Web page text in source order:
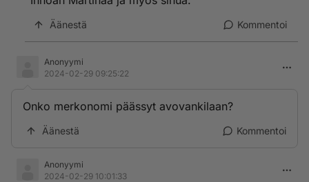
Äänestä Kommentoi
Anonyymi
2024-02-29 09:25:22
Onko merkonomi päässyt avovankilaan?
Äänestä Kommentoi
Anonyymi
2024-02-29 10:01:33